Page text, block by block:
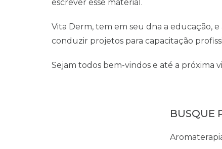
escrever esse material.
Vita Derm, tem em seu dna a educação,
conduzir projetos para capacitação
Sejam todos bem-vindos e até a próxima